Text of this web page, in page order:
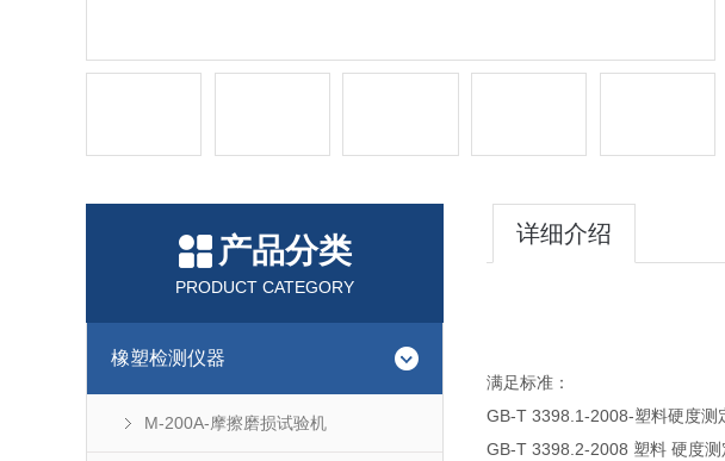
产品分类
PRODUCT CATEGORY
橡塑检测仪器
M-200A-摩擦磨损试验机
详细介绍
满足标准：
GB-T 3398.1-2008-塑料硬度测
GB-T 3398.2-2008 塑料 硬度